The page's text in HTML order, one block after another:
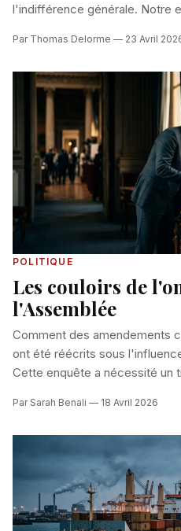
l'indifférence générale. Notre
à quel point la préparation est
Par Thomas Delorme — 23 Avril
POLITIQUE
Les couloirs de
l'Assemblée
Comment des amendements
ont été réécrits sous
Cette enquête a nécessité un
détaillons dans notre article
Par Sarah Benali — 18 Avril 2026